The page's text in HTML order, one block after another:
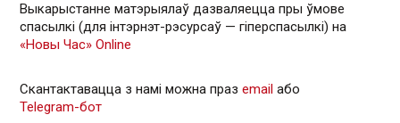
Выкарыстанне матэрыялаў дазваляецца пры ўмове
спасылкі (для інтэрнэт-рэсурсаў — гiперспасылкi) на
«Новы Час» Online
Скантактавацца з намі можна праз email або
Telegram-бот